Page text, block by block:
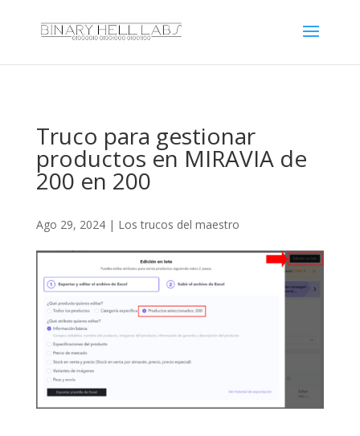
Truco para gestionar
productos en MIRAVIA de
200 en 200
Ago 29, 2024| Los trucos del maestro